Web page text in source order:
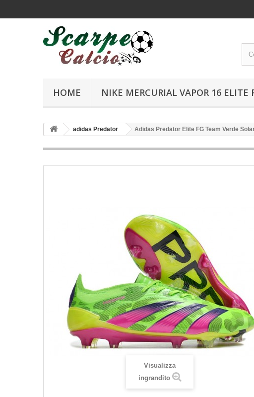
HOME NIKE MERCURIAL VAPOR 16 ELITE
adidas Predator Adidas Predator Elite FG Team Verde
Visualizza
ingrandito